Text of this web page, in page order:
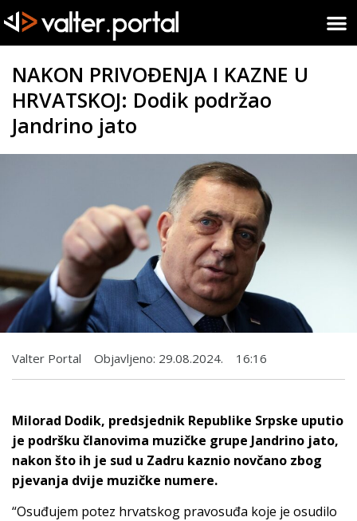
NAKON PRIVOĐENJA I KAZNE U
HRVATSKOJ: Dodik podržao
Jandrino jato
Valter Portal Objavljeno: 29.08.2024. 16:16
Milorad Dodik, predsjednik Republike Srpske uputio
je podršku članovima muzičke grupe Jandrino jato,
nakon što ih je sud u Zadru kaznio novčano zbog
pjevanja dvije muzičke numere.
“Osuđujem potez hrvatskog pravosuđa koje je osudilo